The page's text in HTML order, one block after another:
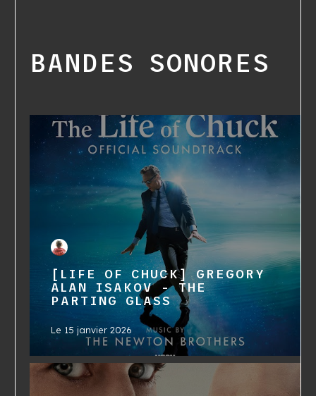
BANDES SONORES
[LIFE OF CHUCK] GREGORY
ALAN ISAKOV - THE
PARTING GLASS
Le 15 janvier 2026